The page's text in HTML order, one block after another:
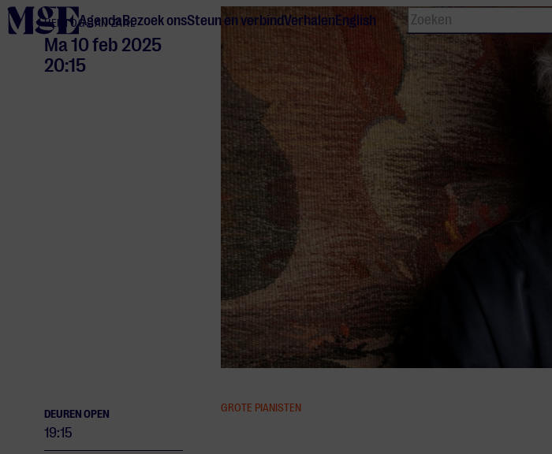
home
AgendaBezoek onsSteun en verbindVerhalenEnglish Zoeken
HERTOG JAN ZAAL
Ma 10 feb 2025
20:15
DEUREN OPEN
19:15
GROTE PIANISTEN